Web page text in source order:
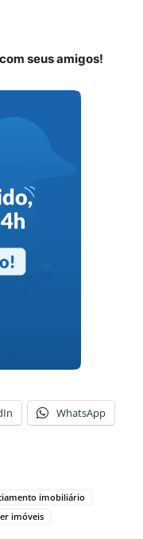
seus amigos!
WhatsApp
imobiliário
imóveis